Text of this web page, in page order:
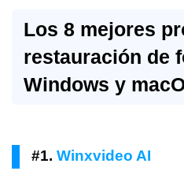
Los 8 mejores
restauración de
Windows y
#1. Winxvideo AI